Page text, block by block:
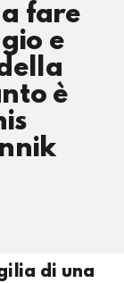
fare
e
è
di una